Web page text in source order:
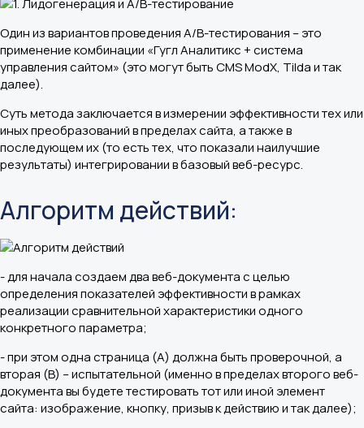
Один из вариантов проведения A/B-тестирования – это
применение комбинации «Гугл Аналитикс + система
управления сайтом» (это могут быть CMS ModX, Tilda и так
далее).
Суть метода заключается в измерении эффективности тех или
иных преобразований в пределах сайта, а также в
последующем их (то есть тех, что показали наилучшие
результаты) интегрировании в базовый веб-ресурс.
Алгоритм действий:
- для начала создаем два веб-документа с целью
определения показателей эффективности в рамках
реализации сравнительной характеристики одного
конкретного параметра;
- при этом одна страница (А) должна быть проверочной, а
вторая (В) – испытательной (именно в пределах второго веб-
документа вы будете тестировать тот или иной элемент
сайта: изображение, кнопку, призыв к действию и так далее);